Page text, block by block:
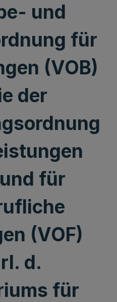
und
für
(VOB)
der
für
(VOF)
d.
für